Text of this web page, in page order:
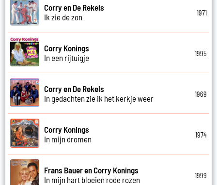
Corry en De Rekels
Ik zie de zon
1971
Corry Konings
In een rijtuigje
1995
Corry en De Rekels
In gedachten zie ik het kerkje weer
1969
Corry Konings
In mijn dromen
1974
Frans Bauer en Corry Konings
In mijn hart bloeien rode rozen
1999